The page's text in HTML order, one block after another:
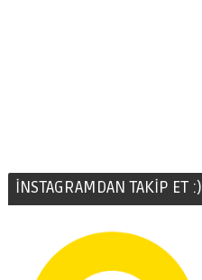
İNSTAGRAMDAN TAKİP ET :)